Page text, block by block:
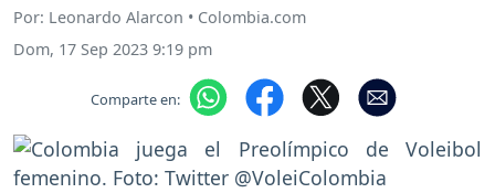
Por: Leonardo Alarcon • Colombia.com
Dom, 17 Sep 2023 9:19 pm
Comparte en: